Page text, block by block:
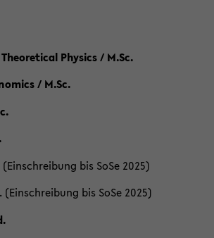
Physics / M.Sc.
/ M.Sc.
bis SoSe 2025)
bis SoSe 2025)